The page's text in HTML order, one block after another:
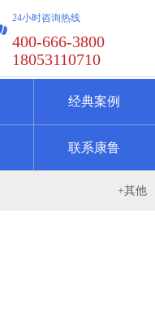
24小时咨询热线
400-666-3800
18053110710
经典案例
联系康鲁
+其他